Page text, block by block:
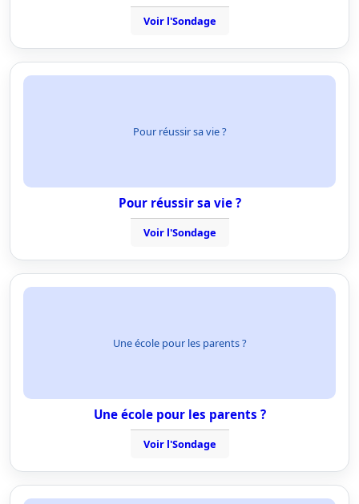
Voir l'Sondage
Pour réussir sa vie ?
Pour réussir sa vie ?
Voir l'Sondage
Une école pour les parents ?
Une école pour les parents ?
Voir l'Sondage